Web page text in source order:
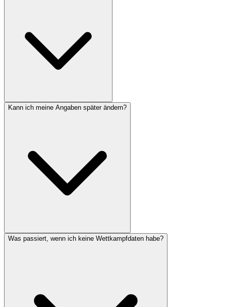
Kann ich meine Angaben später ändern?
Was passiert, wenn ich keine Wettkampfdaten habe?